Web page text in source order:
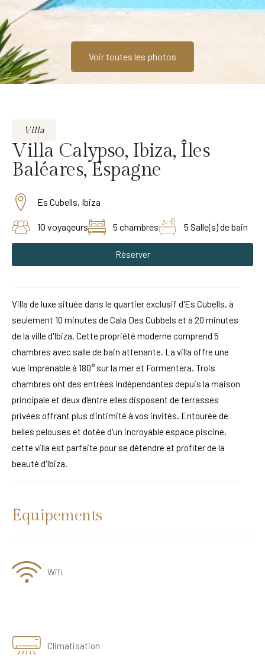
Voir toutes les photos
Villa
Villa Calypso, Ibiza, Îles
Baléares, Espagne
Es Cubells, Ibiza
10 voyageurs 5 chambres 5 Salle(s) de bain
Réserver
Villa de luxe située dans le quartier exclusif d'Es Cubells, à
seulement 10 minutes de Cala Des Cubbels et à 20 minutes
de la ville d'Ibiza. Cette propriété moderne comprend 5
chambres avec salle de bain attenante. La villa offre une
vue imprenable à 180° sur la mer et Formentera. Trois
chambres ont des entrées indépendantes depuis la maison
principale et deux d'entre elles disposent de terrasses
privées offrant plus d'intimité à vos invités. Entourée de
belles pelouses et dotée d'un incroyable espace piscine,
cette villa est parfaite pour se détendre et profiter de la
beauté d'Ibiza.
Équipements
Wifi
Climatisation